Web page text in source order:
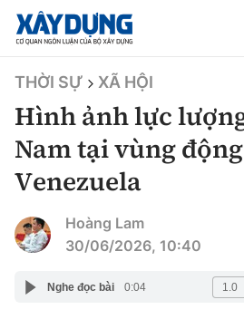
TIN BỘ XÂY DỰNG
CHUYÊN MỤC
Mới nhất
Thời sự
THỜI SỰ XÃ HỘI
Hình ảnh lực
Nam tại vùng
Venezuela
Hoàng Lam
30/06/2026, 10:40
Nghe đọc bài 0:04